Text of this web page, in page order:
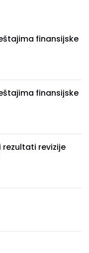
finansijske
finansijske
rezultati revizije